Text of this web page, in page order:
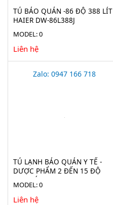
TỦ BẢO QUẢN -86 ĐỘ 388 LÍT
HAIER DW-86L388J
MODEL: 0
Liên hệ
Zalo: 0947 166 718
TỦ LẠNH BẢO QUẢN Y TẾ -
DƯỢC PHẨM 2 ĐẾN 15 ĐỘ
2100 LÍT EVERMED LR 2100
(ADVANCED)
MODEL: 0
Liên hệ